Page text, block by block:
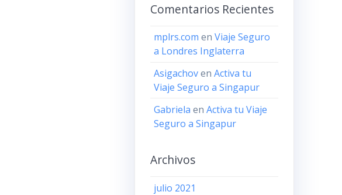
Comentarios Recientes
mplrs.com enViaje Seguro
a Londres Inglaterra
AsigachovenActiva tu
Viaje Seguro a Singapur
Gabriela enActiva tu Viaje
Seguro a Singapur
Archivos
julio 2021